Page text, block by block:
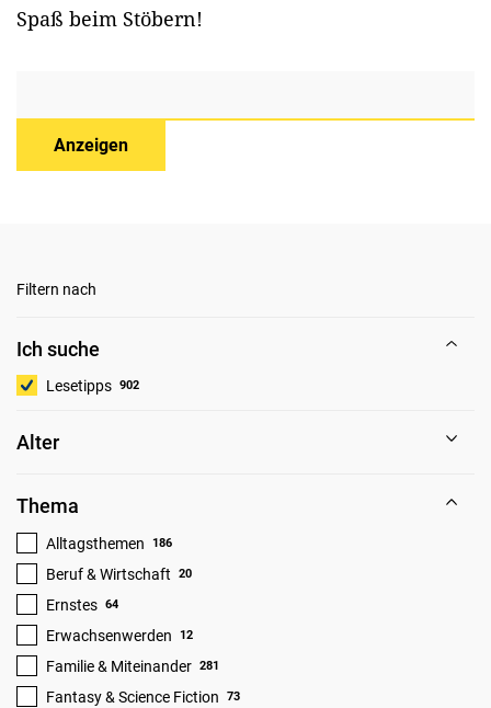
Spaß beim Stöbern!
Anzeigen
Filtern nach
Ich suche
Lesetipps 902
Alter
Thema
Alltagsthemen 186
Beruf & Wirtschaft 20
Ernstes 64
Erwachsenwerden 12
Familie & Miteinander 281
Fantasy & Science Fiction 73